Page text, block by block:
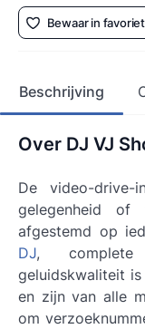
Bewaar in
Beschrijving
Over DJ VJ
De video-
gelegenheid
afgestemd op
DJ, complete
geluidskwaliteit is
en zijn van alle
om